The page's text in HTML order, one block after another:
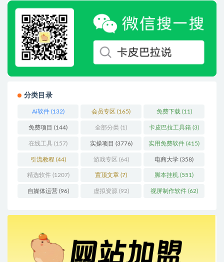
分类目录
Ai软件(132) 会员专区 (165) 免费下载 (11)
免费项目 (144) 全部分类 (1) 卡皮巴拉工具箱 (3)
在线工具 (157) 实操项目 (3776) 实用免费软件 (415)
引流教程 (44) 游戏专区 (64) 电商大学 (358)
精选软件(1207) 置顶文章 (7) 脚本挂机 (551)
自媒体运营(96) 虚拟资源 (92) 视屏制作软件(62)